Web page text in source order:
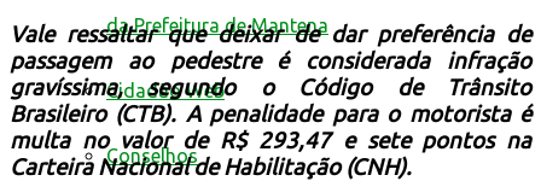
da Prefeitura de Mantena
Cidadão Web
Conselhos
Vale ressaltar que deixar de dar preferência de
passagem ao pedestre é considerada infração
gravíssima, segundo o Código de Trânsito
Brasileiro (CTB). A penalidade para o motorista é
multa no valor de R$ 293,47 e sete pontos na
Carteira Nacional de Habilitação (CNH).